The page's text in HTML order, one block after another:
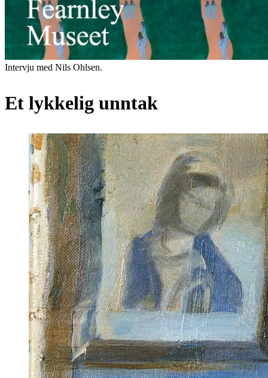
Intervju med Nils Ohlsen.
Et lykkelig unntak